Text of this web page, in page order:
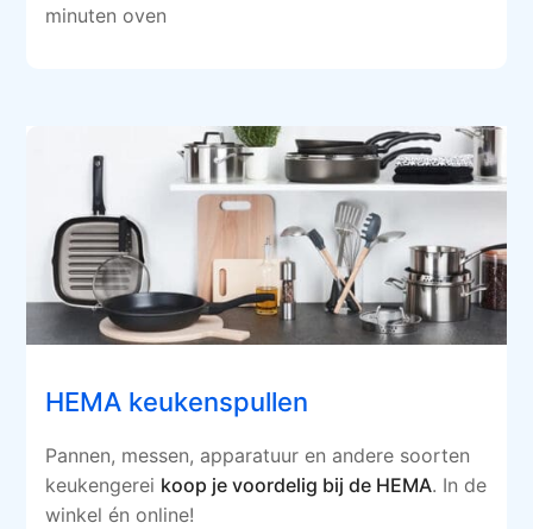
minuten oven
HEMA keukenspullen
Pannen, messen, apparatuur en andere soorten
keukengerei koop je voordelig bij de HEMA. In de
winkel én online!